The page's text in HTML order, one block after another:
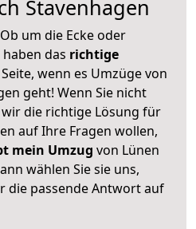
Stavenhagen
um die Ecke oder
das richtige
wenn es Umzüge von
geht! Wenn Sie nicht
die richtige Lösung für
auf Ihre Fragen wollen,
mein Umzug von Lünen
wählen Sie sie uns,
die passende Antwort auf